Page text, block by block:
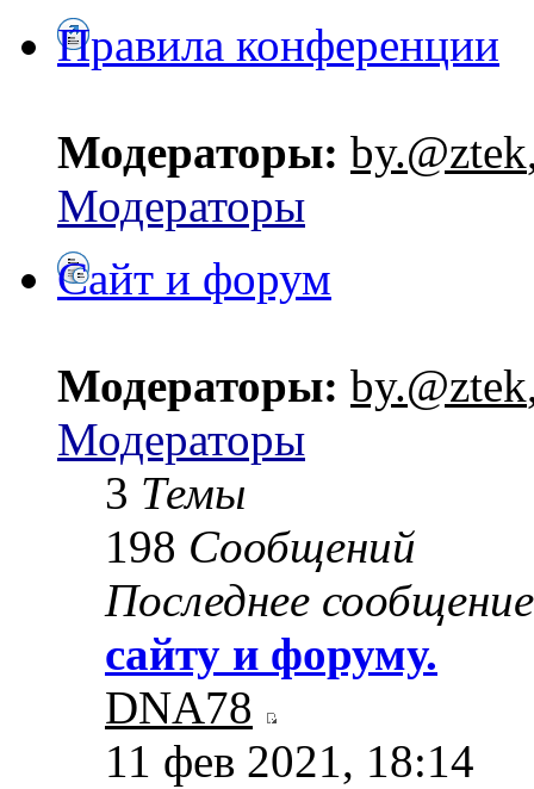
Правила конференции
Модераторы: by.@ztek
Модераторы
Сайт и форум
Модераторы: by.@ztek
Модераторы
3 Темы
198 Сообщений
Последнее сообщение
сайту и форуму.
DNA78
11 фев 2021, 18:14